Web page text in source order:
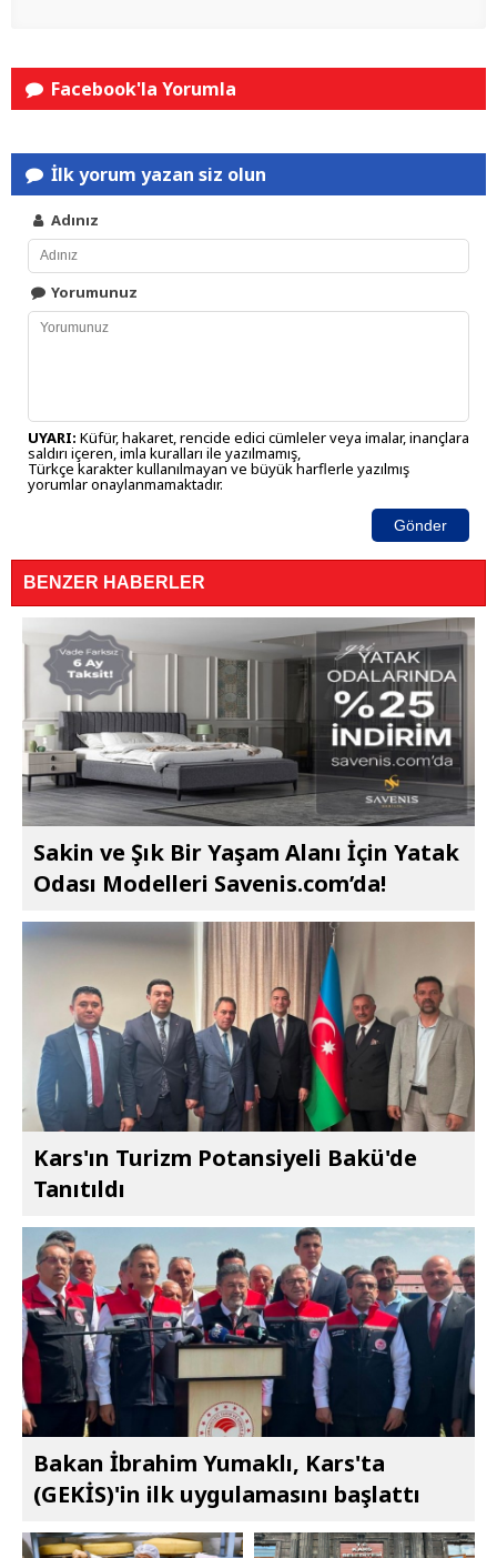
Facebook'la Yorumla
İlk yorum yazan siz olun
Adınız
Yorumunuz
UYARI: Küfür, hakaret, rencide edici cümleler veya imalar, inançlara
saldırı içeren, imla kuralları ile yazılmamış,
Türkçe karakter kullanılmayan ve büyük harflerle yazılmış
yorumlar onaylanmamaktadır.
Gönder
BENZER HABERLER
Sakin ve Şık Bir Yaşam Alanı İçin Yatak
Odası Modelleri Savenis.com’da!
Kars'ın Turizm Potansiyeli Bakü'de
Tanıtıldı
Bakan İbrahim Yumaklı, Kars'ta
(GEKİS)'in ilk uygulamasını başlattı